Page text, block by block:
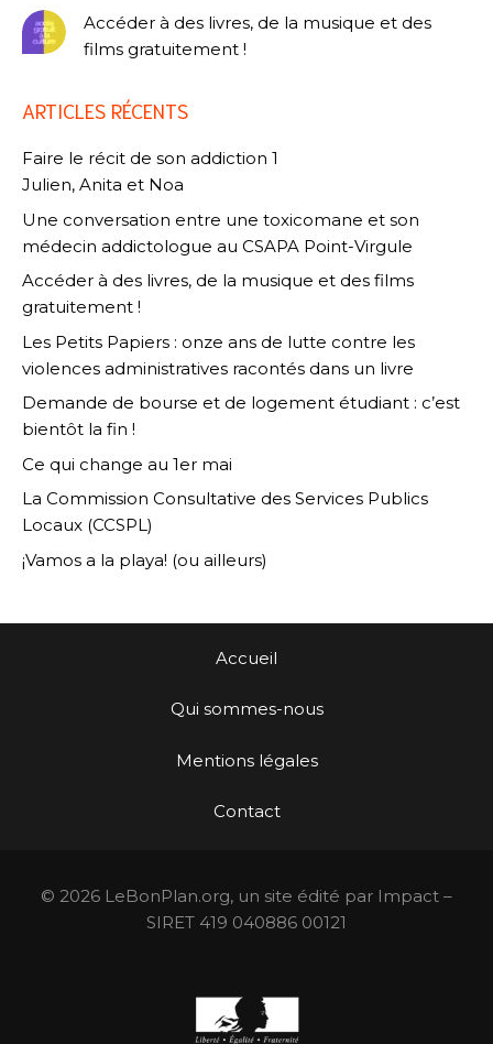
Accéder à des livres, de la musique et des
films gratuitement !
ARTICLES RÉCENTS
Faire le récit de son addiction 1
Julien, Anita et Noa
Une conversation entre une toxicomane et son
médecin addictologue au CSAPA Point-Virgule
Accéder à des livres, de la musique et des films
gratuitement !
Les Petits Papiers : onze ans de lutte contre les
violences administratives racontés dans un livre
Demande de bourse et de logement étudiant : c’est
bientôt la fin !
Ce qui change au 1er mai
La Commission Consultative des Services Publics
Locaux (CCSPL)
¡Vamos a la playa! (ou ailleurs)
Accueil
Qui sommes-nous
Mentions légales
Contact
© 2026 LeBonPlan.org, un site édité par Impact –
SIRET 419 040886 00121